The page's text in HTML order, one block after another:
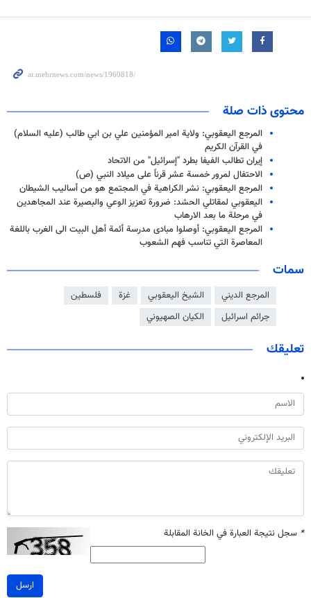
محتوى ذات صلة
المرجع اليعقوبي: ولاية امير المؤمنين علي بن ابي طالب (عليه السلام)
في القرآن الكريم
إيران تطالب الفيفا بطرد "إسرائيل" من الاتحاد
الاحتفال لمرور خمسة عشر قرناً على ميلاد النبي (ص)
المرجع اليعقوبي: نشر الكراهية في المجتمع هو من أساليب الشيطان
اليعقوبي لمقاتلي الحشد: ضرورة تعزيز الوعي والبصيرة عند المجاهدين
في مرحلة ما بعد الارهاب
المرجع اليعقوبي: أوصلوا مبادى مدرسة أئمة أهل البيت الى الغرب باللغة
المعاصرة التي تناسب فهم الشعوب
سمات
المرجع الديني الشيخ اليعقوبي غزة
فلسطين
جرائم اسرائيل
الكيان الصهيوني
تعليقك
* سجل نتيجة العبارة في الخانة المقابلة
ارسل